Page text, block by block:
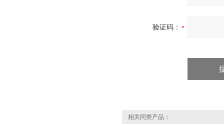
验证码：
相关同类产品：